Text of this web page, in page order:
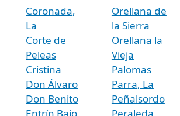
Coronada,
La
Corte de
Peleas
Cristina
Don Álvaro
Don Benito
Entrín Bajo
Orellana de
la Sierra
Orellana la
Vieja
Palomas
Parra, La
Peñalsordo
Peraleda